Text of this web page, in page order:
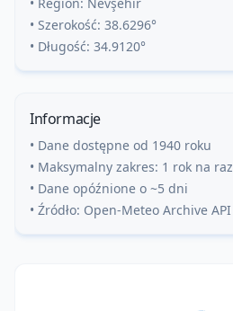
• Szerokość: 38.6296°
• Długość: 34.9120°
Informacje
• Dane dostępne od 1940 roku
• Maksymalny zakres: 1 rok na raz
• Dane opóźnione o ~5 dni
• Źródło: Open-Meteo Archive API